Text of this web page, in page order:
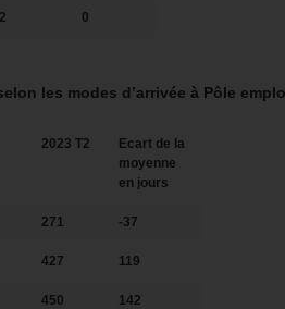
0
les modes d’arrivée à Pôle
2023 T2
Ecart de la
moyenne
en jours
271 -37
427 119
450 142